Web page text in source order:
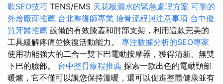
歌SEO技巧 TENS/EMS 天花板漏水的緊急處理方案 可靠的
外燴廠商推薦 台北整復師專業 撿骨流程與注意事項 台中優
質牙醫推薦 設備的有效膝蓋和肘部支架，利用這款完美的
工具緩解疼痛並恢復活動能力。 專注數據分析的SEO專家
使用功能強大的二合一雙下巴電動按摩器，獲得清新、無雙
下巴的臉部。 台中整骨療程推薦 探索一款出色的電動頸部
暖爐，它不僅可以讓您保持溫暖，還可以促進整體健康並有